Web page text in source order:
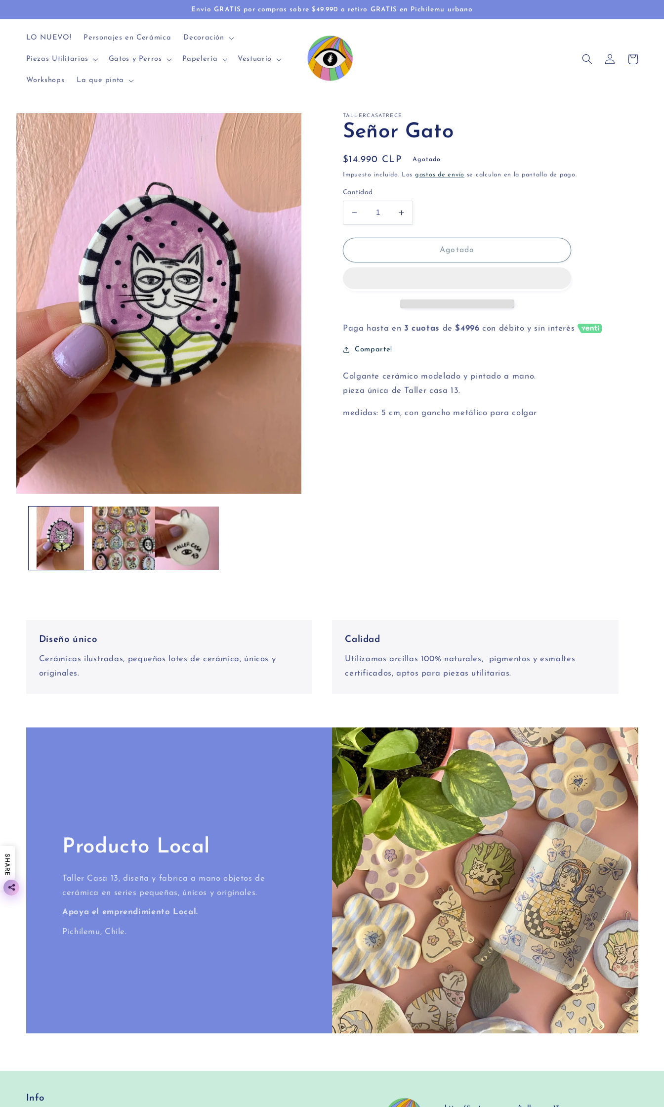
al contenido
Envío GRATIS por compras sobre $49.990 o retiro GRATIS en Pichilemu urbano
LO NUEVO! Personajes en Cerámica Decoración
Piezas Utilitarias Gatos y Perros Papelería Vestuario
Workshops La que pinta
Iniciar
sesión
Carrito
directamente
a la
información
del producto
ventana
TALLERCASATRECE
Señor Gato
Precio
habitual
$14.990 CLP Agotado
Impuesto incluido. Los gastos de envío se calculan en la pantalla de pago.
Cantidad
Reducir
cantidad
para
Gato
Aumentar
cantidad
para
Gato
Agotado
Paga hasta en 3 cuotas de$4996 con débito y sin interés
Comparte!
Colgante cerámico modelado y pintado a mano.
pieza única de Taller casa 13.
medidas: 5 cm, con gancho metálico para colgar
Diseño único
Cerámicas ilustradas, pequeños lotes de cerámica, únicos y
originales.
Calidad
Utilizamos arcillas 100% naturales, pigmentos y esmaltes
certificados, aptos para piezas utilitarias.
Producto Local
Taller Casa 13, diseña y fabrica a mano objetos de
cerámica en series pequeñas, únicos y originales.
Apoya el emprendimiento Local.
Pichilemu, Chile.
Info
SHARE